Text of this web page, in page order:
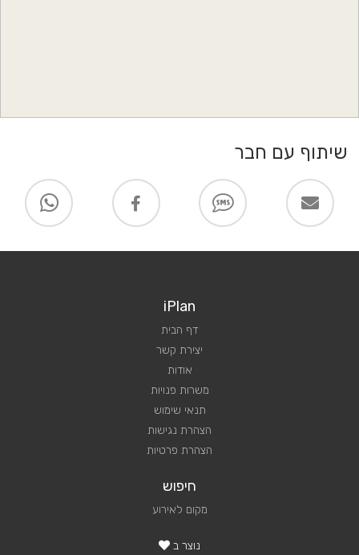
שיתוף עם חבר
iPlan
דף הבית
יצירת קשר
אודות
משרות פנויות
תנאי שימוש
הצהרת נגישות
הצהרת פרטיות
חיפוש
מקום לאירוע
נוצר ב